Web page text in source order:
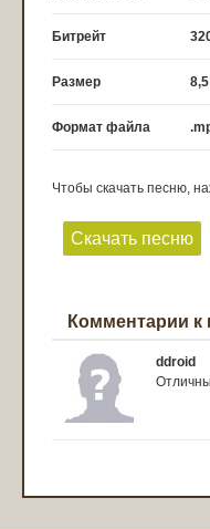
Битрейт
Размер
Формат файла
Чтобы скачать песню,
Скачать песню
Комментарии к
ddroid